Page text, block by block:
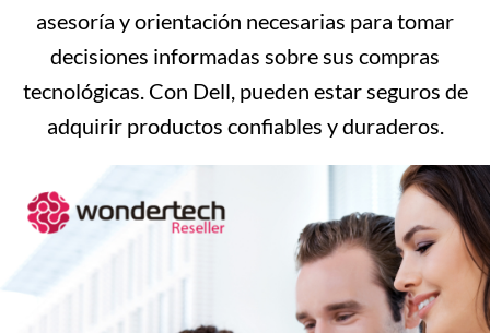
asesoría y orientación necesarias para tomar
decisiones informadas sobre sus compras
tecnológicas. Con Dell, pueden estar seguros de
adquirir productos confiables y duraderos.